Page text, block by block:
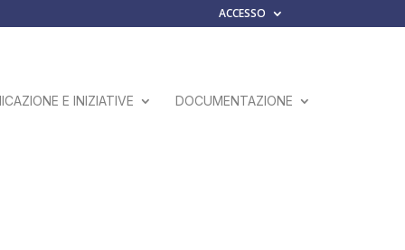
ACCESSO
E INIZIATIVE DOCUMENTAZIONE